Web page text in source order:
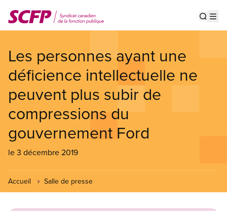
au
contenu
Les personnes ayant une
déficience intellectuelle ne
peuvent plus subir de
compressions du
gouvernement Ford
le 3 décembre 2019
Accueil Salle de presse